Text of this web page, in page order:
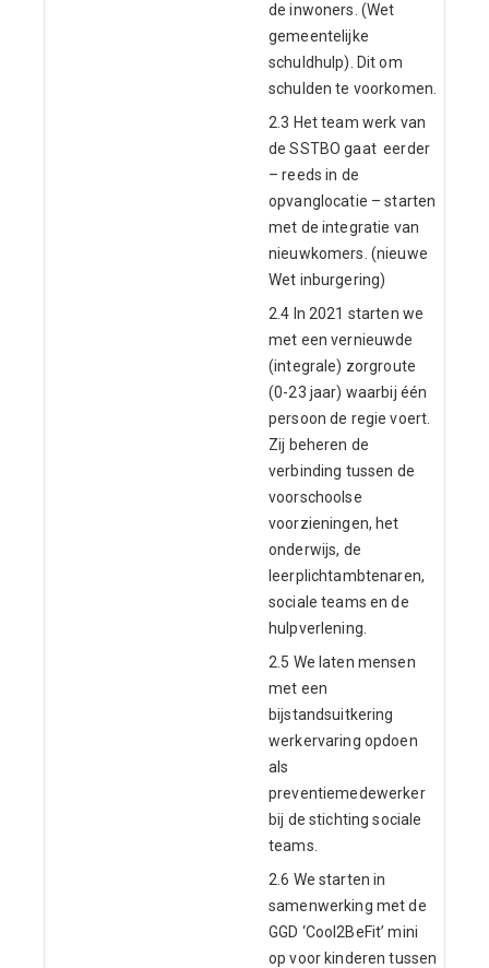
de inwoners. (Wet
gemeentelijke
schuldhulp). Dit om
schulden te voorkomen.
2.3 Het team werk van
de SSTBO gaat eerder
– reeds in de
opvanglocatie – starten
met de integratie van
nieuwkomers. (nieuwe
Wet inburgering)
2.4 In 2021 starten we
met een vernieuwde
(integrale) zorgroute
(0-23 jaar) waarbij één
persoon de regie voert.
Zij beheren de
verbinding tussen de
voorschoolse
voorzieningen, het
onderwijs, de
leerplichtambtenaren,
sociale teams en de
hulpverlening.
2.5 We laten mensen
met een
bijstandsuitkering
werkervaring opdoen
als
preventiemedewerker
bij de stichting sociale
teams.
2.6 We starten in
samenwerking met de
GGD ‘Cool2BeFit’ mini
op voor kinderen tussen